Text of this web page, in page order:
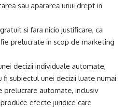
sau apararea unui drept in
si fara nicio justificare, ca
prelucrate in scop de marketing
decizii individuale automate,
subiectul unei decizii luate numai
prelucrare automate, inclusiv
efecte juridice care